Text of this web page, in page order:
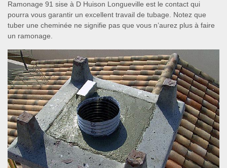
Ramonage 91 sise à D Huison Longueville est le contact qui
pourra vous garantir un excellent travail de tubage. Notez que
tuber une cheminée ne signifie pas que vous n’aurez plus à faire
un ramonage.